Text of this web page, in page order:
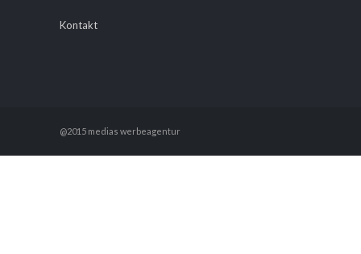
Kontakt
@2015 medias werbeagentur